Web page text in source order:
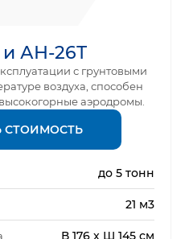
АН-26Т
с грунтовыми
воздуха, способен
аэродромы.
СТОИМОСТЬ
до 5 тонн
21 м3
В 176 x Ш 145 см